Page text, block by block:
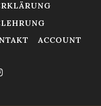
ACCOUNT